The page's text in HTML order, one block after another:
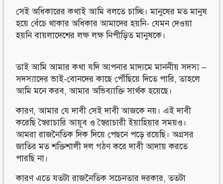
সেই অধিকারের কথাই আমি বলতে চাচ্ছি। মানুষের মত মানুষ
হয়ে বেঁচে থাকার অধিকার আমাদের হয়নি- যেমন দেওয়া
হয়নি বায়লাদেশের লক্ষ লক্ষ নিপীড়িত মানুষকে।
তাই আমি আমার কথা যদি আপনার মাদ্যমে মাননীয় সদস্য –
সদস্যাদের ভাই-বোনদের কাছে পৌঁছিয়ে দিতে পারি, তাহলে
আমি মনে করব, আমার অভিব্যাক্তি সার্থক হয়েছে।
কারণ, আমার যে দাবী সেই দাবী আজকে নয়। এই দাবী
করেছি স্বৈরাচারি আয়ূব ও স্বৈরাচারী ইয়াহিয়ার সময়ও।
আমরা রাজনৈতিক দিক দিয়ে পেছনে পড়ে রয়েছি। অগ্রসর
জাতির মত শক্তিশালী দল গঠণ করে দাবী আদায় করতে
পারছি না।
কারণ এতে যতটা রাজনৈতিক সচেনতার দরকার, ততটা